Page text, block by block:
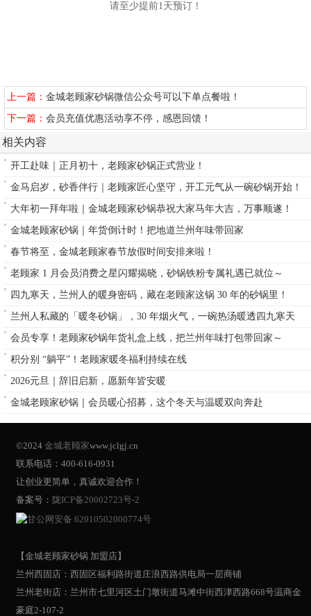
请至少提前1天预订！
上一篇：金城老顾家砂锅微信公众号可以下单点餐啦！
下一篇：会员充值优惠活动享不停，感恩回馈！
相关内容
开工赴味｜正月初十，老顾家砂锅正式营业！
金马启岁，砂香伴行｜老顾家匠心坚守，开工元气从一碗砂锅开始！
大年初一拜年啦｜金城老顾家砂锅恭祝大家马年大吉，万事顺遂！
金城老顾家砂锅｜年货倒计时！把地道兰州年味带回家
春节将至，金城老顾家春节放假时间安排来啦！
老顾家 1 月会员消费之星闪耀揭晓，砂锅铁粉专属礼遇已就位～
四九寒天，兰州人的暖身密码，藏在老顾家这锅 30 年的砂锅里！
兰州人私藏的「暖冬砂锅」，30 年烟火气，一碗热汤暖透四九寒天
会员专享！老顾家砂锅年货礼盒上线，把兰州年味打包带回家～
积分别 “躺平”！老顾家暖冬福利持续在线
2026元旦｜辞旧启新，愿新年皆安暖
金城老顾家砂锅｜会员暖心招募，这个冬天与温暖双向奔赴
©2024金城老顾家www.jclgj.cn
联系电话：400-616-0931
让创业更简单，真诚欢迎合作！
备案号： 陇ICP备20002723号-2
甘公网安备 62010502000774号
【金城老顾家砂锅 加盟店】
兰州西固店：西固区福利路街道庄浪西路供电局一层商铺
兰州老街店：兰州市七里河区土门墩街道马滩中街西津西路668号温商金
豪庭2-107-2